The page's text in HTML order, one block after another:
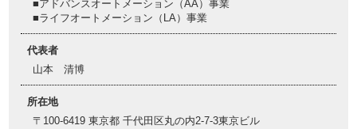
■アドバンスオートメーション（AA）事業
■ライフオートメーション（LA）事業
代表者
山本 清博
所在地
〒100-6419 東京都 千代田区丸の内2-7-3東京ビル